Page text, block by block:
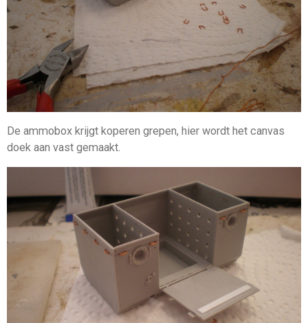
De ammobox krijgt koperen grepen, hier wordt het canvas
doek aan vast gemaakt.